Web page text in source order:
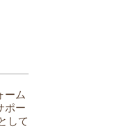
ーム
ポー
して